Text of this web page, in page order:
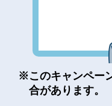
このキャンペー
合があります。